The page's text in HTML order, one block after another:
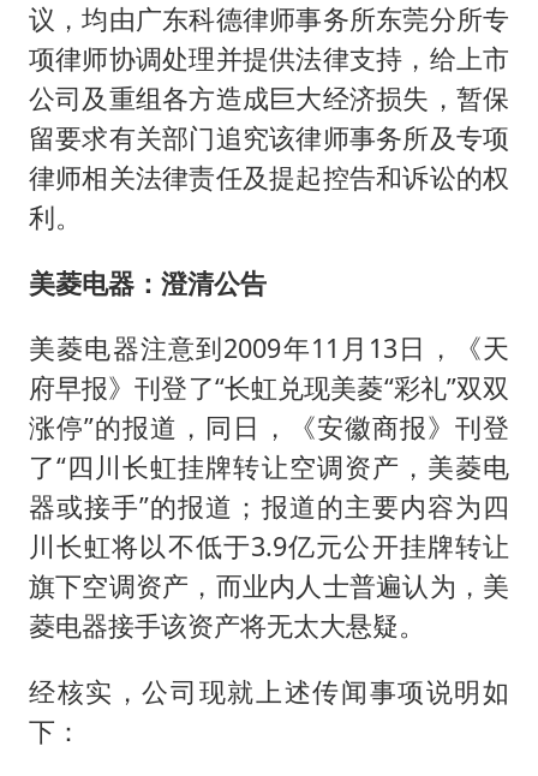
议，均由广东科德律师事务所东莞分所专
项律师协调处理并提供法律支持，给上市
公司及重组各方造成巨大经济损失，暂保
留要求有关部门追究该律师事务所及专项
律师相关法律责任及提起控告和诉讼的权
利。
美菱电器：澄清公告
美菱电器注意到2009年11月13日，《天
府早报》刊登了“长虹兑现美菱“彩礼”双双
涨停”的报道，同日，《安徽商报》刊登
了“四川长虹挂牌转让空调资产，美菱电
器或接手”的报道；报道的主要内容为四
川长虹将以不低于3.9亿元公开挂牌转让
旗下空调资产，而业内人士普遍认为，美
菱电器接手该资产将无太大悬疑。
经核实，公司现就上述传闻事项说明如
下：